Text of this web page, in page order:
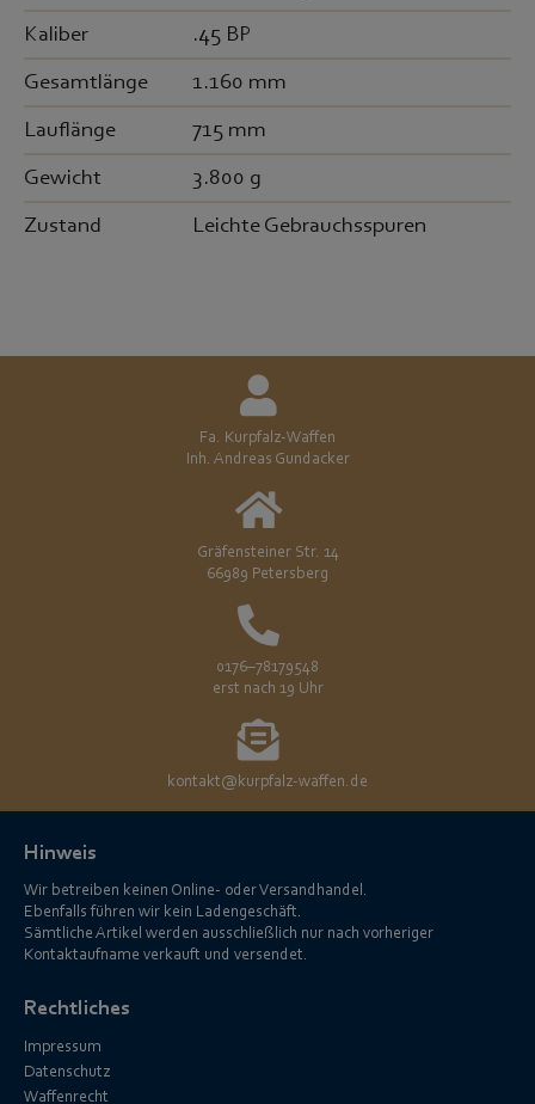
Kaliber .45 BP
Gesamtlänge 1.160 mm
Lauflänge 715 mm
Gewicht 3.800 g
Zustand Leichte Gebrauchsspuren
Fa. Kurpfalz-Waffen
Inh. Andreas Gundacker
Gräfensteiner Str. 14
66989 Petersberg
0176–78179548
erst nach 19 Uhr
kontakt@kurpfalz-waffen.de
Hinweis
Wir betreiben keinen Online- oder Versandhandel.
Ebenfalls führen wir kein Ladengeschäft.
Sämtliche Artikel werden ausschließlich nur nach vorheriger
Kontaktaufname verkauft und versendet.
Rechtliches
Impressum
Datenschutz
Waffenrecht